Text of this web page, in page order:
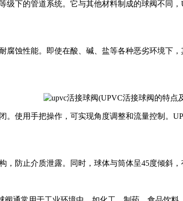
级下的管道系统。它与其他材料制成的球阀不同
腐蚀性能。即使在酸、碱、盐等各种恶劣环境下
。使用手把操作，可实现角度调整和流量控制。
防止介质泄露。同时，球体与筒体呈45度倾斜